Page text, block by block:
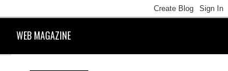
WEB MAGAZINE